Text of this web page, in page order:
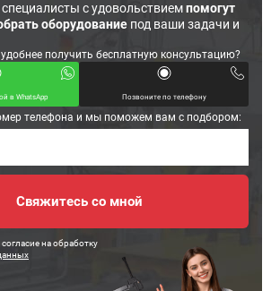
с удовольствиемпомогут
оборудование под ваши задачи и
получить бесплатную консультацию?
в WhatsApp Позвоните по телефону
телефона и мы поможем вам с подбором:
на обработку